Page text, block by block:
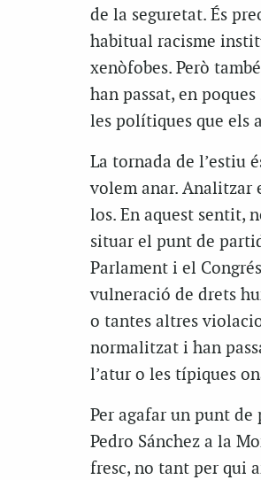
de la seguretat. És
habitual racisme
xenòfobes. Però
han passat, en
les polítiques que els
La tornada de l’estiu
volem anar. Analitzar
los. En aquest sentit,
situar el punt de
Parlament i el
vulneració de drets
o tantes altres
normalitzat i han
l’atur o les típiques
Per agafar un punt de
Pedro Sánchez a la
fresc, no tant per qui